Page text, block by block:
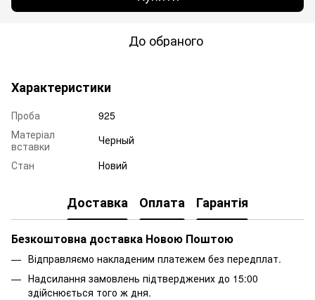
До обраного
Характеристики
Проба
925
Матеріал
вставки
Черный
Стан
Новий
Доставка Оплата Гарантія
Безкоштовна доставка Новою Поштою
Відправляємо накладеним платежем без передплат.
Надсилання замовлень підтверджених до 15:00
здійснюється того ж дня.